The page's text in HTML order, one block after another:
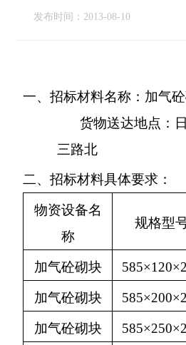
发布时间：2013-08-10
一、 招标材料名称：加气砼
货物送达地点：
三路北
二、 招标材料具体要求：
物资设备名
称
规格型
加气砼砌块 585×120×
加气砼砌块 585×200×
加气砼砌块 585×250×